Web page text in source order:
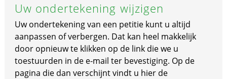
Uw ondertekening wijzigen
Uw ondertekening van een petitie kunt u altijd
aanpassen of verbergen. Dat kan heel makkelijk
door opnieuw te klikken op de link die we u
toestuurden in de e-mail ter bevestiging. Op de
pagina die dan verschijnt vindt u hier de